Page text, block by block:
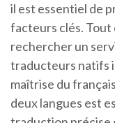
il est essentiel de
facteurs clés. Tout
rechercher un
traducteurs natifs
maîtrise du
deux langues est